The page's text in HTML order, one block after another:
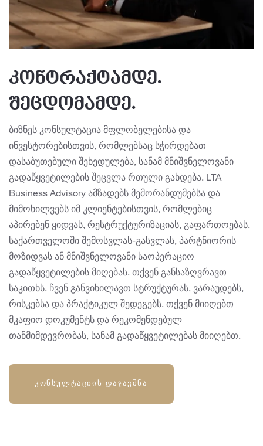
კონტრაქტამდე.
შეცდომამდე.
ბიზნეს კონსულტაცია მფლობელებისა და
ინვესტორებისთვის, რომლებსაც სჭირდებათ
დასაბუთებული შეხედულება, სანამ მნიშვნელოვანი
გადაწყვეტილების შეცვლა რთული გახდება. LTA
Business Advisory ამზადებს მემორანდუმებსა და
მიმოხილვებს იმ კლიენტებისთვის, რომლებიც
აპირებენ ყიდვას, რესტრუქტურიზაციას, გაფართოებას,
საქართველოში შემოსვლას-გასვლას, პარტნიორის
მოზიდვას ან მნიშვნელოვანი საოპერაციო
გადაწყვეტილების მიღებას. თქვენ განსაზღვრავთ
საკითხს. ჩვენ განვიხილავთ სტრუქტურას, ვარაუდებს,
რისკებსა და პრაქტიკულ შედეგებს. თქვენ მიიღებთ
მკაფიო დოკუმენტს და რეკომენდებულ
თანმიმდევრობას, სანამ გადაწყვეტილებას მიიღებთ.
ᲙᲝᲜᲡᲣᲚᲢᲐᲪᲘᲘᲡ ᲓᲐᲯᲐᲕᲨᲜᲐ